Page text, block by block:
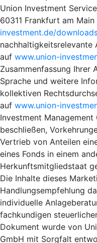
Union Investment
60311 Frankfurt am
investment.de/
nachhaltigkeitsrelevante
auf www.union-
Zusammenfassung Ihrer
Sprache und weitere
kollektiven
auf www.union-
Investment
beschließen,
Vertrieb von Anteilen
eines Fonds in einem
Herkunftsmitgliedstaat
Die Inhalte dieses
Handlungsempfehlung
individuelle
fachkundigen
Dokument wurde von
GmbH mit Sorgfalt